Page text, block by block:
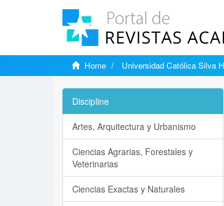
Home Universidad Católica Silva
Discipline
Artes, Arquitectura y Urbanismo
Ciencias Agrarias, Forestales y
Veterinarias
Ciencias Exactas y Naturales